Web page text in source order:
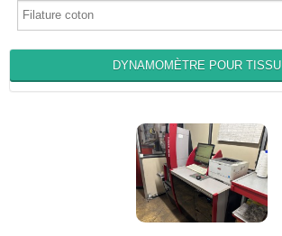
DYNAMOMÈTRE POUR TISSU